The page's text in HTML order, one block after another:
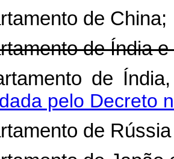
de China;
de Índia
de
pelo Decreto
de